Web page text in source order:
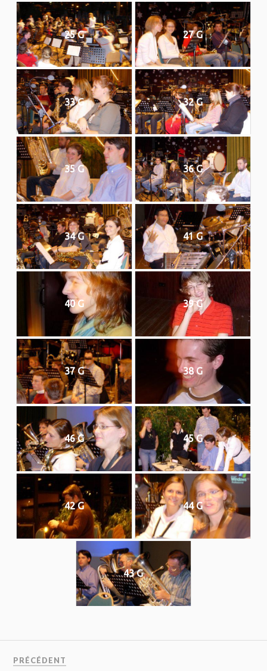
25 G 27 G
33 G 32 G
35 G 36 G
34 G 41 G
40 G 39 G
37 G 38 G
46 G 45 G
42 G 44 G
43 G
PRÉCÉDENT